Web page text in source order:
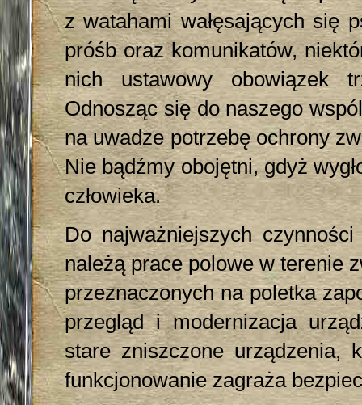
z watahami wałęsających się
próśb oraz komunikatów,
nich ustawowy obowiązek
Odnosząc się do naszego
na uwadze potrzebę ochrony
Nie bądźmy obojętni, gdyż
człowieka.
Do najważniejszych
należą prace polowe w terenie
przeznaczonych na poletka
przegląd i modernizacja
stare zniszczone
funkcjonowanie zagraża